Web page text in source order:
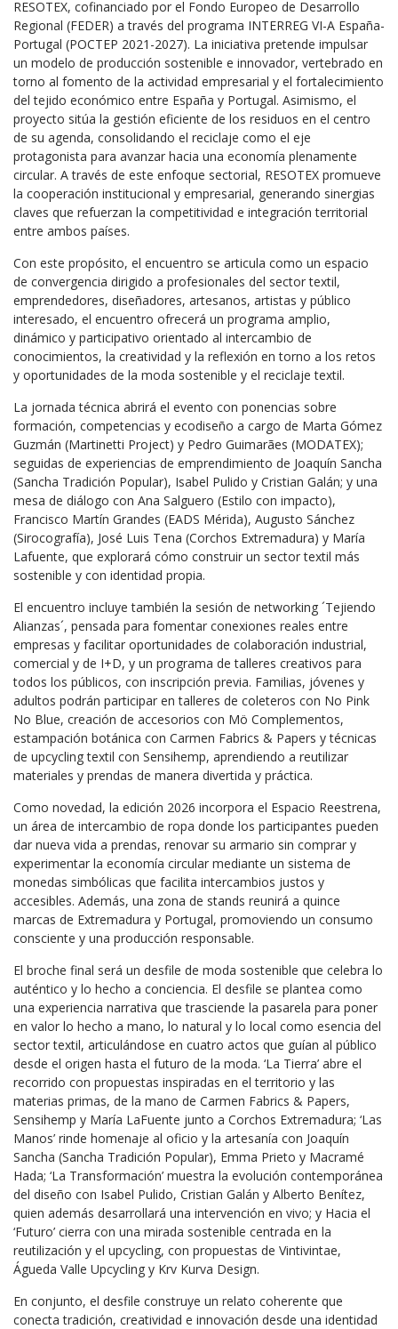
RESOTEX, cofinanciado por el Fondo Europeo de Desarrollo
Regional (FEDER) a través del programa INTERREG VI-A España-
Portugal (POCTEP 2021-2027). La iniciativa pretende impulsar
un modelo de producción sostenible e innovador, vertebrado en
torno al fomento de la actividad empresarial y el fortalecimiento
del tejido económico entre España y Portugal. Asimismo, el
proyecto sitúa la gestión eficiente de los residuos en el centro
de su agenda, consolidando el reciclaje como el eje
protagonista para avanzar hacia una economía plenamente
circular. A través de este enfoque sectorial, RESOTEX promueve
la cooperación institucional y empresarial, generando sinergias
claves que refuerzan la competitividad e integración territorial
entre ambos países.
Con este propósito, el encuentro se articula como un espacio
de convergencia dirigido a profesionales del sector textil,
emprendedores, diseñadores, artesanos, artistas y público
interesado, el encuentro ofrecerá un programa amplio,
dinámico y participativo orientado al intercambio de
conocimientos, la creatividad y la reflexión en torno a los retos
y oportunidades de la moda sostenible y el reciclaje textil.
La jornada técnica abrirá el evento con ponencias sobre
formación, competencias y ecodiseño a cargo de Marta Gómez
Guzmán (Martinetti Project) y Pedro Guimarães (MODATEX);
seguidas de experiencias de emprendimiento de Joaquín Sancha
(Sancha Tradición Popular), Isabel Pulido y Cristian Galán; y una
mesa de diálogo con Ana Salguero (Estilo con impacto),
Francisco Martín Grandes (EADS Mérida), Augusto Sánchez
(Sirocografía), José Luis Tena (Corchos Extremadura) y María
Lafuente, que explorará cómo construir un sector textil más
sostenible y con identidad propia.
El encuentro incluye también la sesión de networking ´Tejiendo
Alianzas´, pensada para fomentar conexiones reales entre
empresas y facilitar oportunidades de colaboración industrial,
comercial y de I+D, y un programa de talleres creativos para
todos los públicos, con inscripción previa. Familias, jóvenes y
adultos podrán participar en talleres de coleteros con No Pink
No Blue, creación de accesorios con Mö Complementos,
estampación botánica con Carmen Fabrics & Papers y técnicas
de upcycling textil con Sensihemp, aprendiendo a reutilizar
materiales y prendas de manera divertida y práctica.
Como novedad, la edición 2026 incorpora el Espacio Reestrena,
un área de intercambio de ropa donde los participantes pueden
dar nueva vida a prendas, renovar su armario sin comprar y
experimentar la economía circular mediante un sistema de
monedas simbólicas que facilita intercambios justos y
accesibles. Además, una zona de stands reunirá a quince
marcas de Extremadura y Portugal, promoviendo un consumo
consciente y una producción responsable.
El broche final será un desfile de moda sostenible que celebra lo
auténtico y lo hecho a conciencia. El desfile se plantea como
una experiencia narrativa que trasciende la pasarela para poner
en valor lo hecho a mano, lo natural y lo local como esencia del
sector textil, articulándose en cuatro actos que guían al público
desde el origen hasta el futuro de la moda. ‘La Tierra’ abre el
recorrido con propuestas inspiradas en el territorio y las
materias primas, de la mano de Carmen Fabrics & Papers,
Sensihemp y María LaFuente junto a Corchos Extremadura; ‘Las
Manos’ rinde homenaje al oficio y la artesanía con Joaquín
Sancha (Sancha Tradición Popular), Emma Prieto y Macramé
Hada; ‘La Transformación’ muestra la evolución contemporánea
del diseño con Isabel Pulido, Cristian Galán y Alberto Benítez,
quien además desarrollará una intervención en vivo; y Hacia el
‘Futuro’ cierra con una mirada sostenible centrada en la
reutilización y el upcycling, con propuestas de Vintivintae,
Águeda Valle Upcycling y Krv Kurva Design.
En conjunto, el desfile construye un relato coherente que
conecta tradición, creatividad e innovación desde una identidad